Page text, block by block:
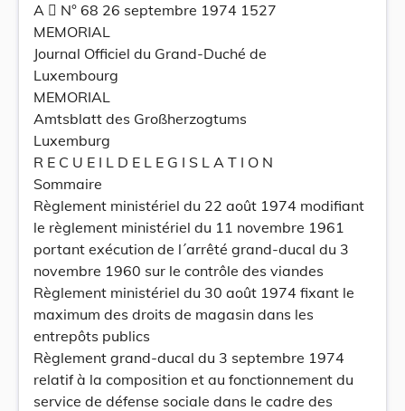
A  N° 68 26 septembre 1974 1527
MEMORIAL
Journal Officiel du Grand-Duché de
Luxembourg
MEMORIAL
Amtsblatt des Großherzogtums
Luxemburg
R E C U E I L D E L E G I S L A T I O N
Sommaire
Règlement ministériel du 22 août 1974 modifiant
le règlement ministériel du 11 novembre 1961
portant exécution de l´arrêté grand-ducal du 3
novembre 1960 sur le contrôle des viandes
Règlement ministériel du 30 août 1974 fixant le
maximum des droits de magasin dans les
entrepôts publics
Règlement grand-ducal du 3 septembre 1974
relatif à la composition et au fonctionnement du
service de défense sociale dans le cadre des